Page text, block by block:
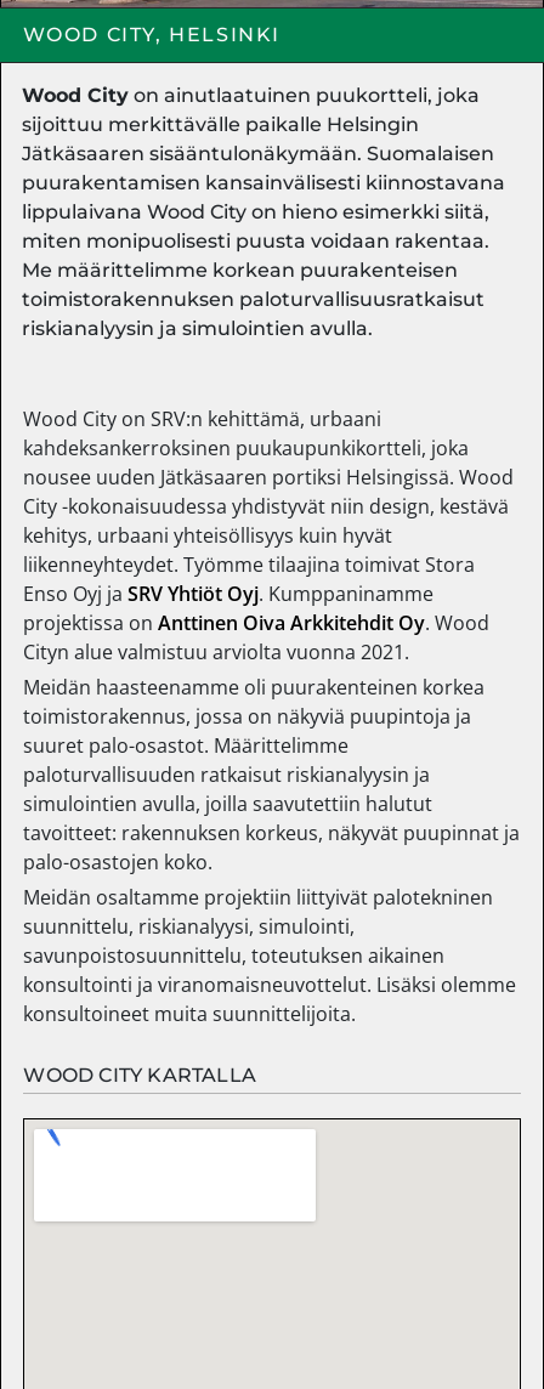
WOOD CITY, HELSINKI
Wood Cityon ainutlaatuinen puukortteli, joka
sijoittuu merkittävälle paikalle Helsingin
Jätkäsaaren sisääntulonäkymään. Suomalaisen
puurakentamisen kansainvälisesti kiinnostavana
lippulaivana Wood City on hieno esimerkki siitä,
miten monipuolisesti puusta voidaan rakentaa.
Me määrittelimme korkean puurakenteisen
toimistorakennuksen paloturvallisuusratkaisut
riskianalyysin ja simulointien avulla.
Wood City on SRV:n kehittämä, urbaani
kahdeksankerroksinen puukaupunkikortteli, joka
nousee uuden Jätkäsaaren portiksi Helsingissä. Wood
City -kokonaisuudessa yhdistyvät niin design, kestävä
kehitys, urbaani yhteisöllisyys kuin hyvät
liikenneyhteydet. Työmme tilaajina toimivat Stora
Enso Oyj ja SRV Yhtiöt Oyj. Kumppaninamme
projektissa onAnttinen Oiva Arkkitehdit Oy. Wood
Cityn alue valmistuu arviolta vuonna 2021.
Meidän haasteenamme oli puurakenteinen korkea
toimistorakennus, jossa on näkyviä puupintoja ja
suuret palo-osastot. Määrittelimme
paloturvallisuuden ratkaisut riskianalyysin ja
simulointien avulla, joilla saavutettiin halutut
tavoitteet: rakennuksen korkeus, näkyvät puupinnat ja
palo-osastojen koko.
Meidän osaltamme projektiin liittyivät palotekninen
suunnittelu, riskianalyysi, simulointi,
savunpoistosuunnittelu, toteutuksen aikainen
konsultointi ja viranomaisneuvottelut. Lisäksi olemme
konsultoineet muita suunnittelijoita.
WOOD CITY KARTALLA